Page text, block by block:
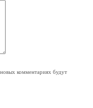
комментариях будут